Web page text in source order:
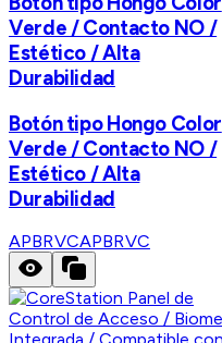
Verde / Contacto NO /
Estético / Alta
Durabilidad
Botón tipo Hongo Color
Verde / Contacto NO /
Estético / Alta
Durabilidad
APBRVCAPBRVC